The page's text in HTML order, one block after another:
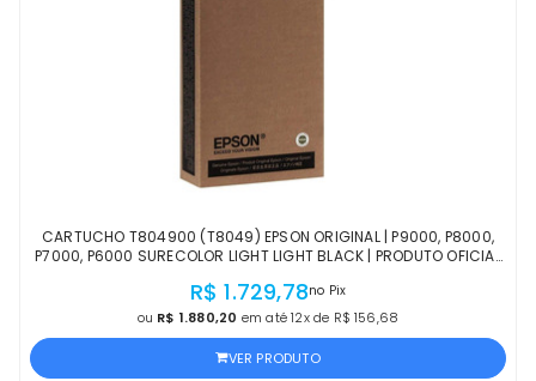
CARTUCHO T804900 (T8049) EPSON ORIGINAL | P9000, P8000,
P7000, P6000 SURECOLOR LIGHT LIGHT BLACK | PRODUTO OFICIAL
R$ 1.729,78no Pix
ou R$ 1.880,20 em até 12x de R$ 156,68
VER PRODUTO